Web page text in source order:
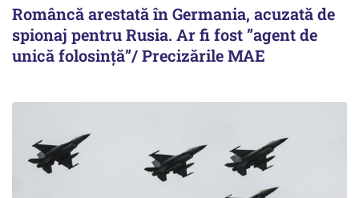
Româncă arestată în Germania, acuzată de
spionaj pentru Rusia. Ar fi fost ”agent de
unică folosință”/ Precizările MAE